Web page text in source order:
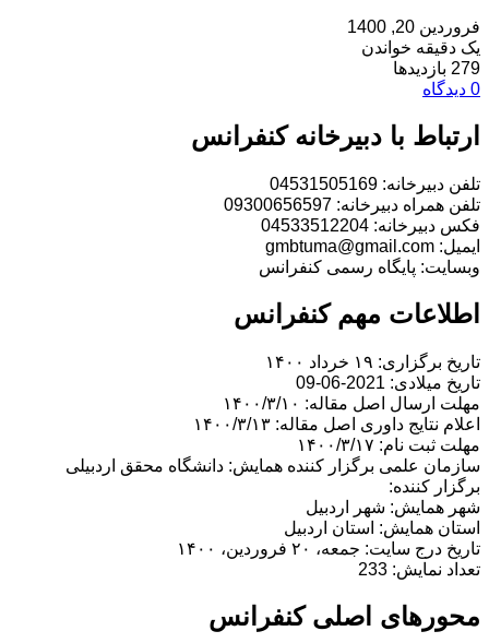
فروردین 20, 1400
یک دقیقه خواندن
279 بازدیدها
0 دیدگاه
ارتباط با دبیرخانه کنفرانس
تلفن دبیرخانه: 04531505169
تلفن همراه دبیرخانه: 09300656597
فکس دبیرخانه: 04533512204
ایمیل: gmbtuma@gmail.com
وبسایت: پایگاه رسمی کنفرانس
اطلاعات مهم کنفرانس
تاریخ برگزاری: ۱۹ خرداد ۱۴۰۰
تاریخ میلادی: 2021-06-09
مهلت ارسال اصل مقاله: ۱۴۰۰/۳/۱۰
اعلام نتایج داوری اصل مقاله: ۱۴۰۰/۳/۱۳
مهلت ثبت نام: ۱۴۰۰/۳/۱۷
سازمان علمی برگزار کننده همایش: دانشگاه محقق اردبیلی
برگزار کننده:
شهر همایش: شهر اردبیل
استان همایش: استان اردبيل
تاریخ درج سایت: جمعه، ۲۰ فروردین، ۱۴۰۰
تعداد نمایش: 233
محورهای اصلی کنفرانس